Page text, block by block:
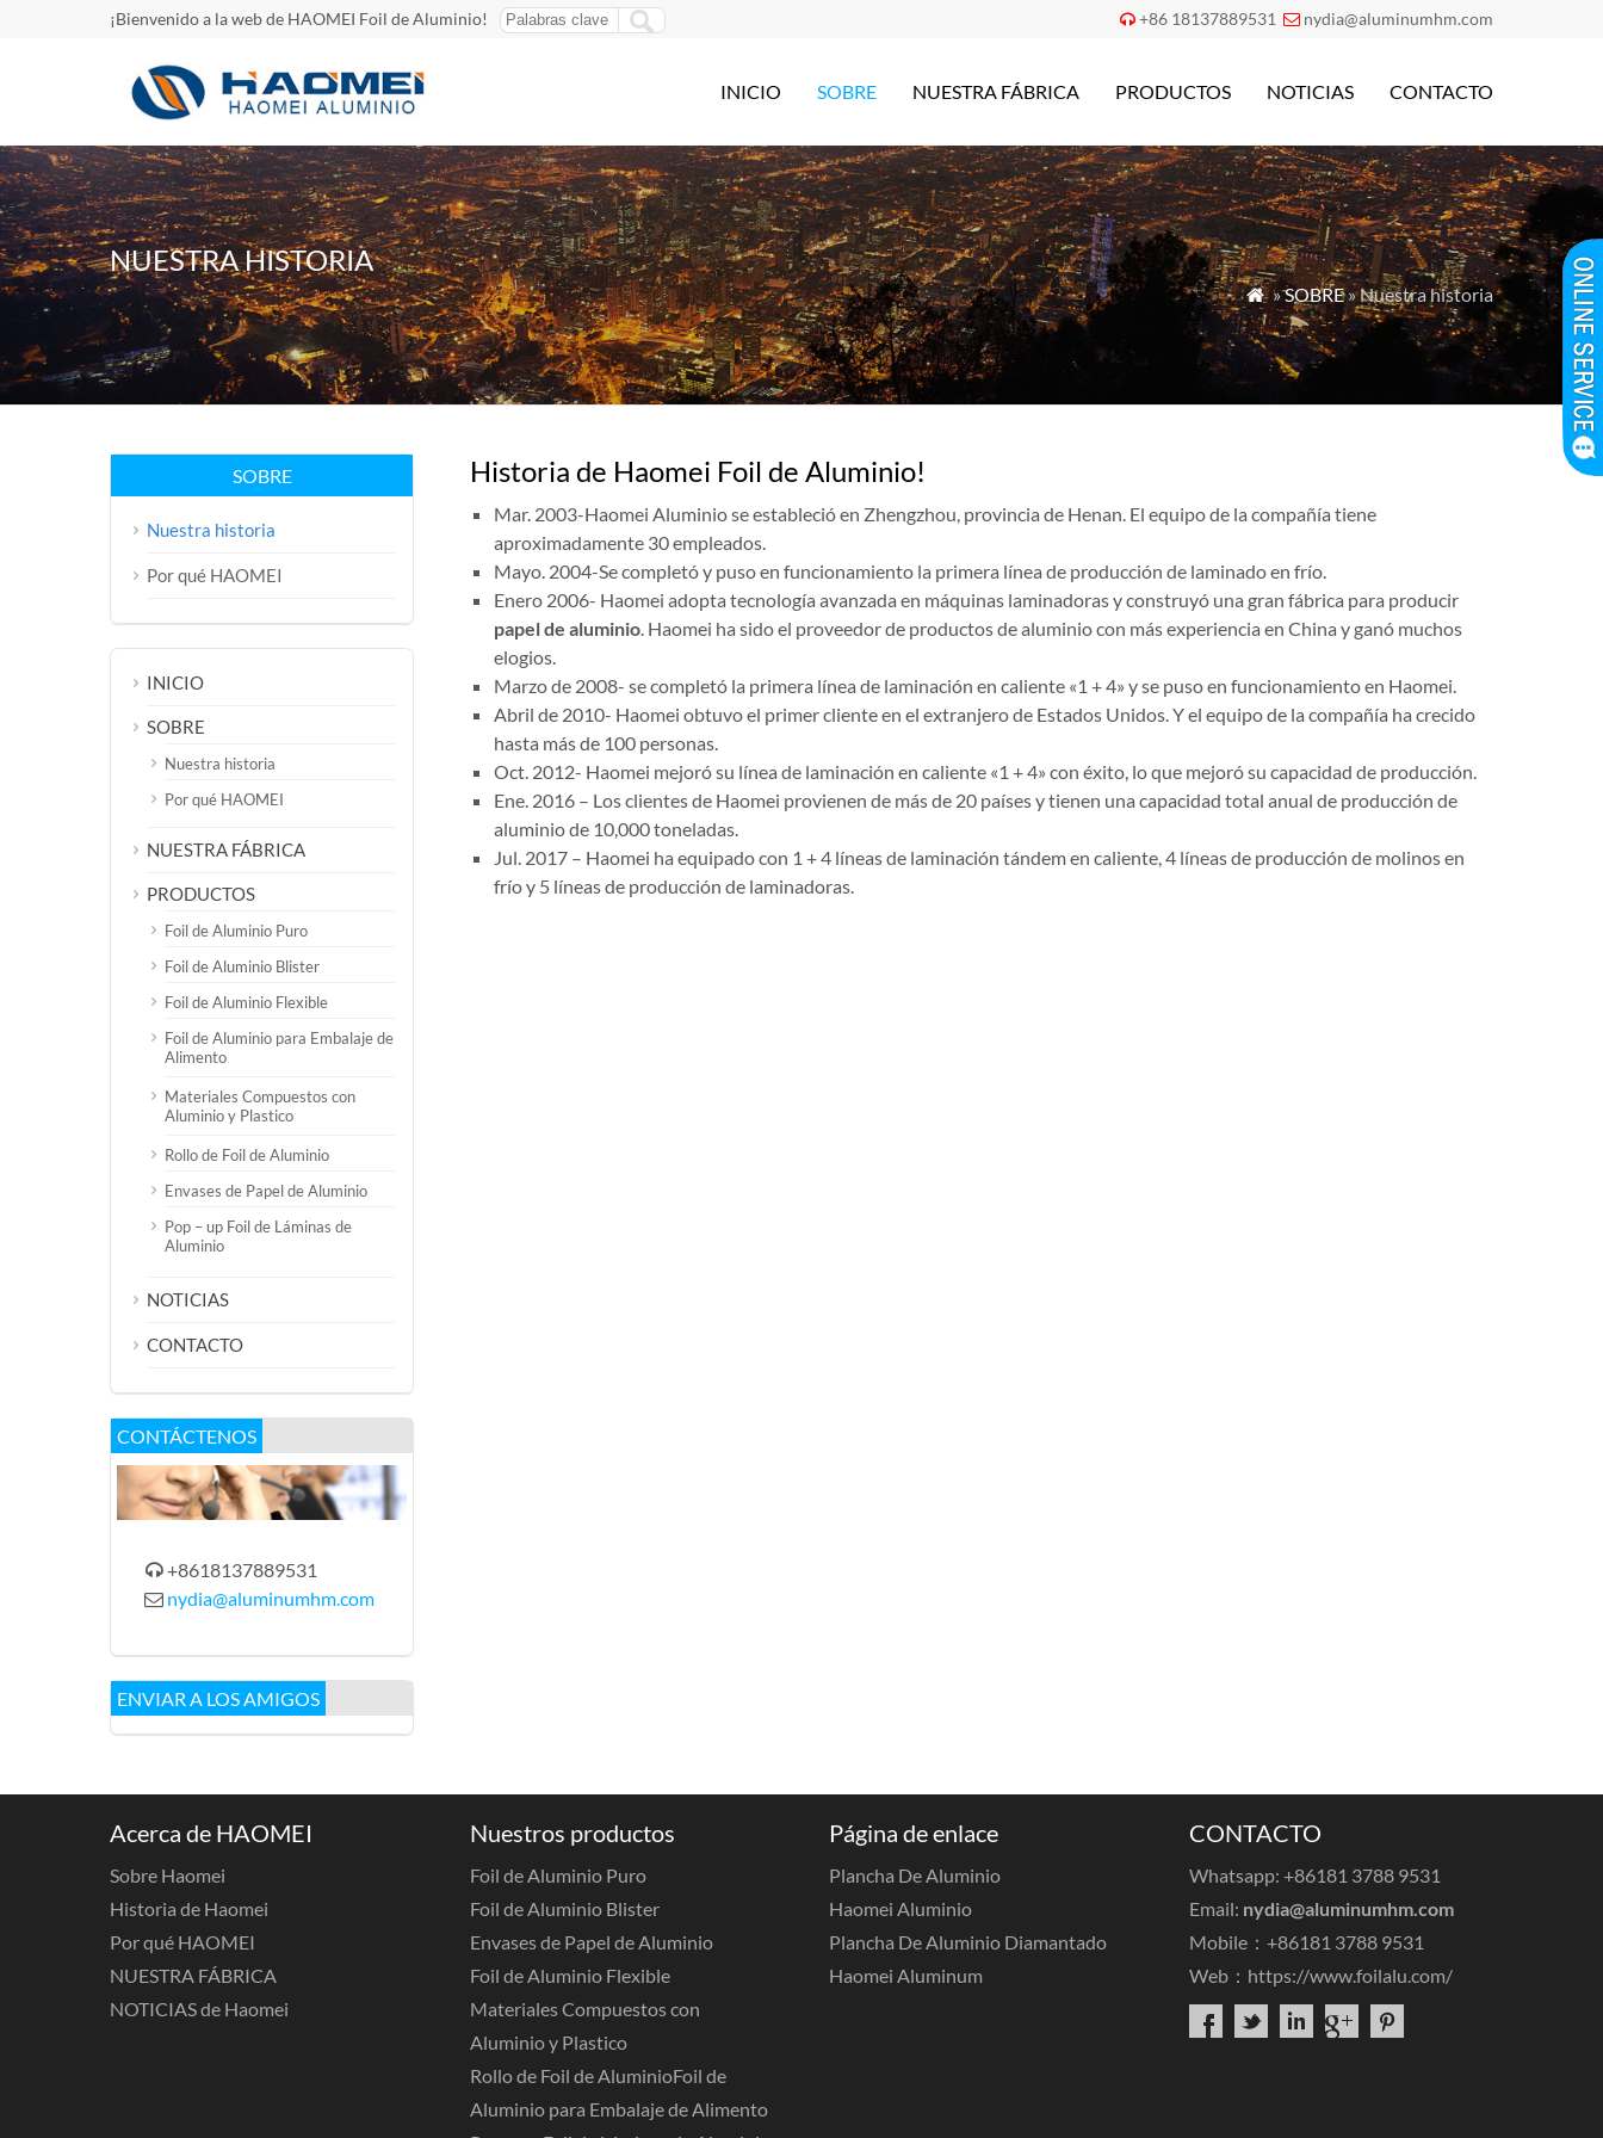
¡Bienvenido a la web de HAOMEI Foil de Aluminio!  +86 18137889531  nydia@aluminumhm.com
INICIO SOBRE NUESTRA FÁBRICA PRODUCTOS NOTICIAS CONTACTO
NUESTRA HISTORIA
 »SOBRE» Nuestra historia
Historia de Haomei Foil de Aluminio!
Mar. 2003-Haomei Aluminio se estableció en Zhengzhou, provincia de Henan. El equipo de la compañía tiene
aproximadamente 30 empleados.
Mayo. 2004-Se completó y puso en funcionamiento la primera línea de producción de laminado en frío.
Enero 2006- Haomei adopta tecnología avanzada en máquinas laminadoras y construyó una gran fábrica para producir
papel de aluminio. Haomei ha sido el proveedor de productos de aluminio con más experiencia en China y ganó muchos
elogios.
Marzo de 2008- se completó la primera línea de laminación en caliente «1 + 4» y se puso en funcionamiento en Haomei.
Abril de 2010- Haomei obtuvo el primer cliente en el extranjero de Estados Unidos. Y el equipo de la compañía ha crecido
hasta más de 100 personas.
Oct. 2012- Haomei mejoró su línea de laminación en caliente «1 + 4» con éxito, lo que mejoró su capacidad de producción.
Ene. 2016 – Los clientes de Haomei provienen de más de 20 países y tienen una capacidad total anual de producción de
aluminio de 10,000 toneladas.
Jul. 2017 – Haomei ha equipado con 1 + 4 líneas de laminación tándem en caliente, 4 líneas de producción de molinos en
frío y 5 líneas de producción de laminadoras.
SOBRE
Nuestra historia
Por qué HAOMEI
INICIO
SOBRE
Nuestra historia
Por qué HAOMEI
NUESTRA FÁBRICA
PRODUCTOS
Foil de Aluminio Puro
Foil de Aluminio Blister
Foil de Aluminio Flexible
Foil de Aluminio para Embalaje de
Alimento
Materiales Compuestos con
Aluminio y Plastico
Rollo de Foil de Aluminio
Envases de Papel de Aluminio
Pop – up Foil de Láminas de
Aluminio
NOTICIAS
CONTACTO
CONTÁCTENOS
 +8618137889531
 nydia@aluminumhm.com
ENVIAR A LOS AMIGOS
Acerca de HAOMEI
Sobre Haomei
Historia de Haomei
Por qué HAOMEI
NUESTRA FÁBRICA
NOTICIAS de Haomei
Nuestros productos
Foil de Aluminio Puro
Foil de Aluminio Blister
Envases de Papel de Aluminio
Foil de Aluminio Flexible
Materiales Compuestos con
Aluminio y Plastico
Rollo de Foil de AluminioFoil de
Aluminio para Embalaje de Alimento
Página de enlace
Plancha De Aluminio
Haomei Aluminio
Plancha De Aluminio Diamantado
Haomei Aluminum
CONTACTO
Whatsapp: +86181 3788 9531
Email: nydia@aluminumhm.com
Mobile：+86181 3788 9531
Web： https://www.foilalu.com/